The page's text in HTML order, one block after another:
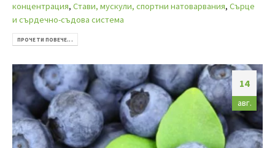
концентрация, Стави, мускули, спортни натоварвания, Сърце
и сърдечно-съдова система
ПРОЧЕТИ ПОВЕЧЕ...
14
авг.